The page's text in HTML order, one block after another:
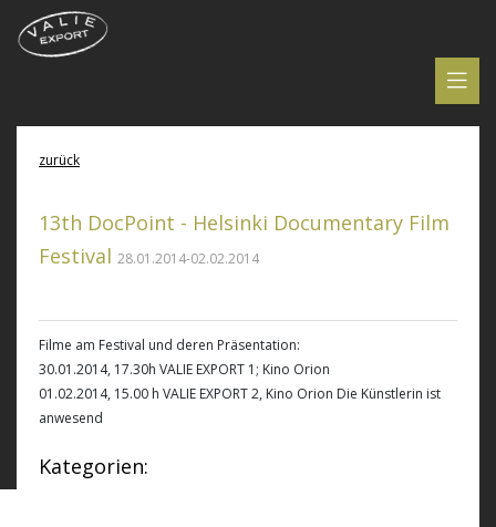
zurück
13th DocPoint - Helsinki Documentary Film
Festival 28.01.2014-02.02.2014
Filme am Festival und deren Präsentation:
30.01.2014, 17.30h VALIE EXPORT 1; Kino Orion
01.02.2014, 15.00 h VALIE EXPORT 2, Kino Orion Die Künstlerin ist
anwesend
Kategorien: